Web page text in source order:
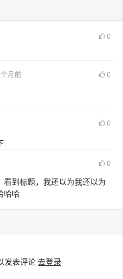
0
月前 0
0
0
看到标题，我还以为我还以为
哈哈
发表评论去登录